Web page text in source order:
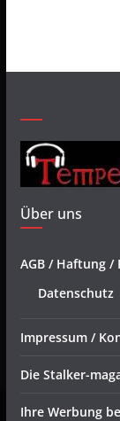
Über uns
AGB / Haftung /
Datenschutz
Impressum /
Die Stalker-
Ihre Werbung